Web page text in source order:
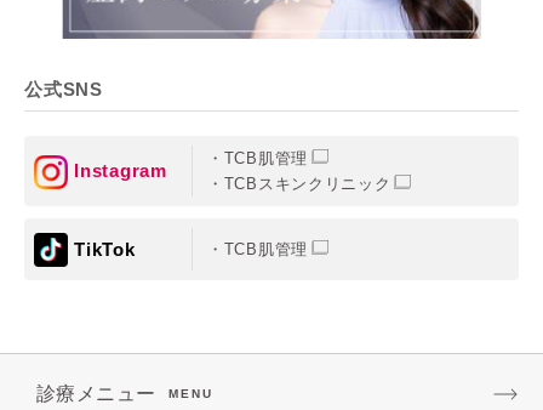
公式SNS
Instagram
TCB肌管理
TCBスキンクリニック
TikTok TCB肌管理
診療メニュー MENU